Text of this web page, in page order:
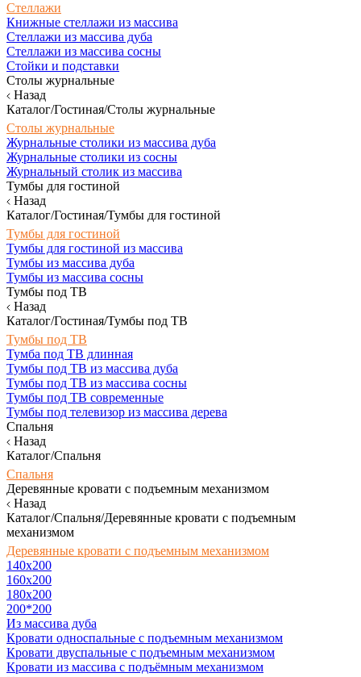
Стеллажи
Книжные стеллажи из массива
Стеллажи из массива дуба
Стеллажи из массива сосны
Стойки и подставки
Столы журнальные
Назад
Каталог/Гостиная/Столы журнальные
Столы журнальные
Журнальные столики из массива дуба
Журнальные столики из сосны
Журнальный столик из массива
Тумбы для гостиной
Назад
Каталог/Гостиная/Тумбы для гостиной
Тумбы для гостиной
Тумбы для гостиной из массива
Тумбы из массива дуба
Тумбы из массива сосны
Тумбы под ТВ
Назад
Каталог/Гостиная/Тумбы под ТВ
Тумбы под ТВ
Тумба под ТВ длинная
Тумбы под ТВ из массива дуба
Тумбы под ТВ из массива сосны
Тумбы под ТВ современные
Тумбы под телевизор из массива дерева
Спальня
Назад
Каталог/Спальня
Спальня
Деревянные кровати с подъемным механизмом
Назад
Каталог/Спальня/Деревянные кровати с подъемным
механизмом
Деревянные кровати с подъемным механизмом
140x200
160х200
180х200
200*200
Из массива дуба
Кровати односпальные с подъемным механизмом
Кровати двуспальные с подъемным механизмом
Кровати из массива с подъёмным механизмом